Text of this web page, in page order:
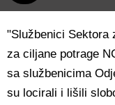
"Službenici Sektora
za ciljane potrage
sa službenicima
su locirali i lišili